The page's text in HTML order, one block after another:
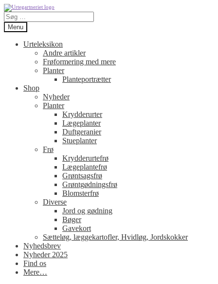
Spring
til
navigation
Spring
til
indhold
Søg
efter:
Menu
Urteleksikon
Andre artikler
Frøformering med mere
Planter
Planteportrætter
Shop
Nyheder
Planter
Krydderurter
Lægeplanter
Duftgeranier
Stueplanter
Frø
Krydderurtefrø
Lægeplantefrø
Grøntsagsfrø
Grøntgødningsfrø
Blomsterfrø
Diverse
Jord og gødning
Bøger
Gavekort
Sætteløg, læggekartofler, Hvidløg, Jordskokker
Nyhedsbrev
Nyheder 2025
Find os
Mere…